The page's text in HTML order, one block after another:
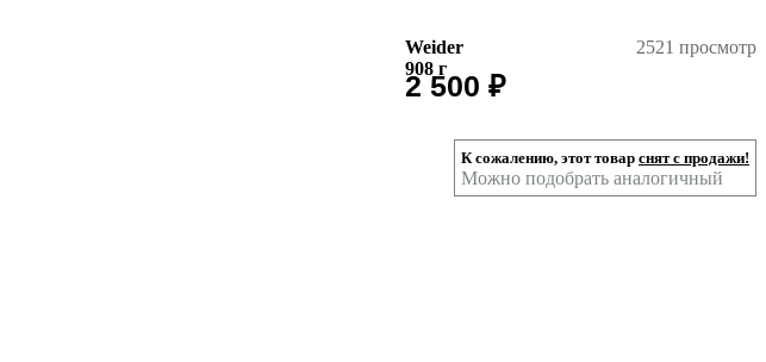
2521 просмотр
Weider
908 г
2 500 ₽
К сожалению, этот товар снят с продажи!
Можно подобрать аналогичный